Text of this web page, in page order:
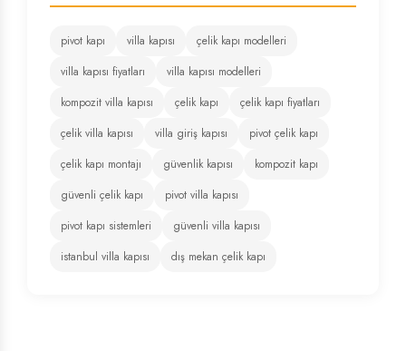
pivot kapı villa kapısı
çelik kapı modelleri
villa kapısı fiyatları
villa kapısı modelleri
kompozit villa kapısı
çelik kapı
çelik kapı fiyatları
çelik villa kapısı
villa giriş kapısı
pivot çelik kapı
çelik kapı montajı
güvenlik kapısı
kompozit kapı
güvenli çelik kapı
pivot villa kapısı
pivot kapı sistemleri
güvenli villa kapısı
istanbul villa kapısı
dış mekan çelik kapı